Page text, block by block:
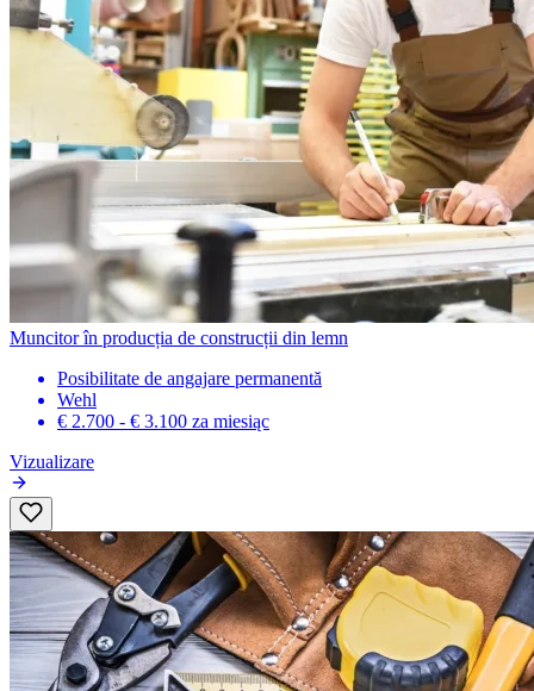
Muncitor în producția de construcții din lemn
Posibilitate de angajare permanentă
Wehl
€ 2.700 - € 3.100 za miesiąc
Vizualizare